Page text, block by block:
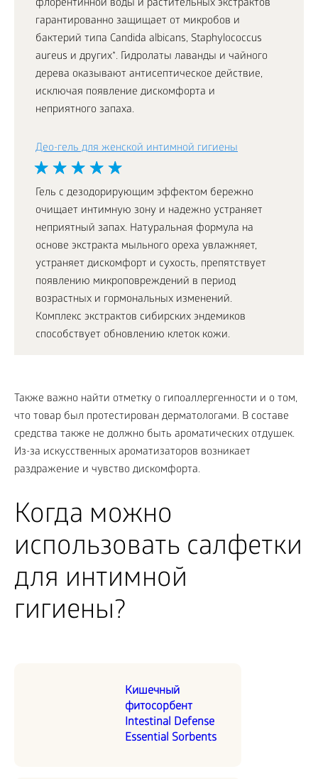
флорентинной воды и растительных экстрактов
гарантированно защищает от микробов и
бактерий типа Candida albicans, Staphylococcus
aureus и других*. Гидролаты лаванды и чайного
дерева оказывают антисептическое действие,
исключая появление дискомфорта и
неприятного запаха.
Део-гель для женской интимной гигиены
Гель с дезодорирующим эффектом бережно
очищает интимную зону и надежно устраняет
неприятный запах. Натуральная формула на
основе экстракта мыльного ореха увлажняет,
устраняет дискомфорт и сухость, препятствует
появлению микроповреждений в период
возрастных и гормональных изменений.
Комплекс экстрактов сибирских эндемиков
способствует обновлению клеток кожи.
Также важно найти отметку о гипоаллергенности и о том,
что товар был протестирован дерматологами. В составе
средства также не должно быть ароматических отдушек.
Из-за искусственных ароматизаторов возникает
раздражение и чувство дискомфорта.
Когда можно
использовать салфетки
для интимной
гигиены?
Кишечный
фитосорбент
Intestinal Defense
Essential Sorbents